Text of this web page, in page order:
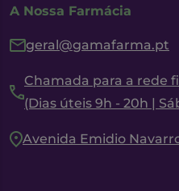
A Nossa Farmácia
geral@gamafarma.pt
Chamada para a rede
(Dias úteis 9h - 20h |
Avenida Emidio